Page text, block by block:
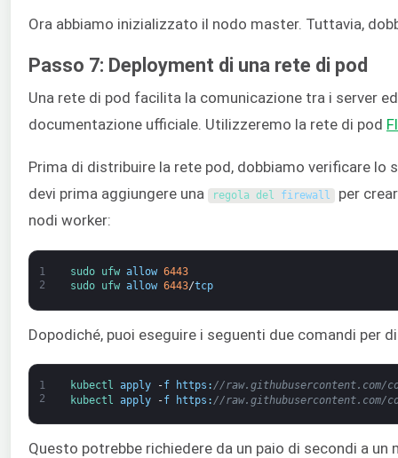
Ora abbiamo inizializzato il nodo master. Tuttavia,
Passo 7: Deployment di una rete di pod
Una rete di pod facilita la comunicazione tra i server
documentazione ufficiale. Utilizzeremo la rete di pod
Prima di distribuire la rete pod, dobbiamo verificare
devi prima aggiungere una
regola del firewall per
nodi worker:
1
2
sudo ufw allow 6443
sudo ufw allow 6443/tcp
Dopodiché, puoi eseguire i seguenti due comandi per
1
2
kubectl apply -f https : //raw.githubusercontent.com/
kubectl apply -f https : //raw.githubusercontent.com/
Questo potrebbe richiedere da un paio di secondi a